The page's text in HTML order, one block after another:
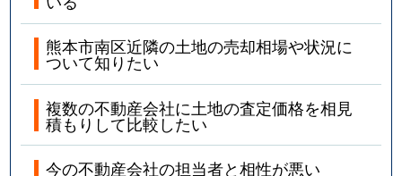
熊本市南区近隣の土地の売却相場や状況に
ついて知りたい
複数の不動産会社に土地の査定価格を相見
積もりして比較したい
今の不動産会社の担当者と相性が悪い